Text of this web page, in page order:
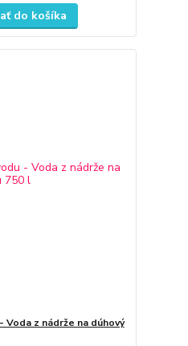
do košíka
Voda z nádrže na dúhový